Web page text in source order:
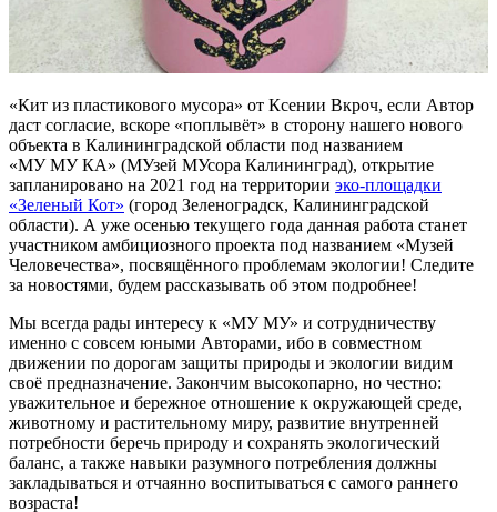
«Кит из пластикового мусора» от Ксении Вкроч, если Автор
даст согласие, вскоре «поплывёт» в сторону нашего нового
объекта в Калининградской области под названием
«МУ МУ КА» (МУзей МУсора Калининград), открытие
запланировано на 2021 год на территории эко-площадки
«Зеленый Кот» (город Зеленоградск, Калининградской
области). А уже осенью текущего года данная работа станет
участником амбициозного проекта под названием «Музей
Человечества», посвящённого проблемам экологии! Следите
за новостями, будем рассказывать об этом подробнее!
Мы всегда рады интересу к «МУ МУ» и сотрудничеству
именно с совсем юными Авторами, ибо в совместном
движении по дорогам защиты природы и экологии видим
своё предназначение. Закончим высокопарно, но честно:
уважительное и бережное отношение к окружающей среде,
животному и растительному миру, развитие внутренней
потребности беречь природу и сохранять экологический
баланс, а также навыки разумного потребления должны
закладываться и отчаянно воспитываться с самого раннего
возраста!